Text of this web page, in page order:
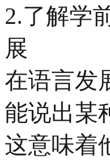
2.了解学
展
在语言发
能说出某
这意味着